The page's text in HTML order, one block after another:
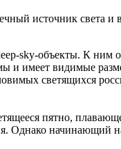
источник света и
sky-объекты. К ним
и имеет видимые
светящихся
пятно,
Однако начинающий